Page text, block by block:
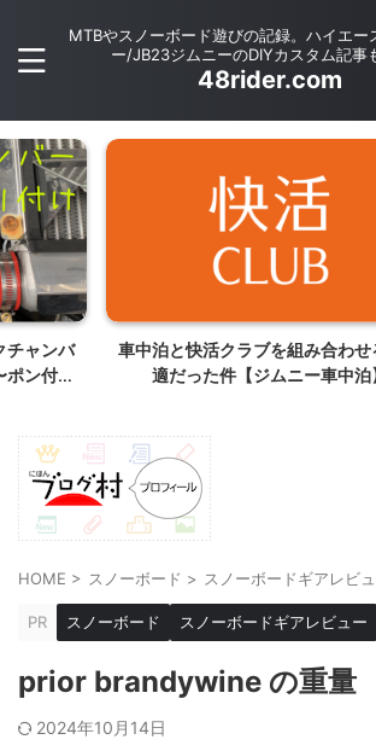
MTBやスノーボード遊びの記録。ハイエー
ー/JB23ジムニーのDIYカスタム記事
48rider.com
チャンバ
ン付け
車中泊と快活クラブを組み合わせ
適だった件【ジムニー車中泊
HOME > スノーボード > スノーボードギアレビ
PR スノーボード スノーボードギアレビュー
prior brandywine の重量
2024年10月14日